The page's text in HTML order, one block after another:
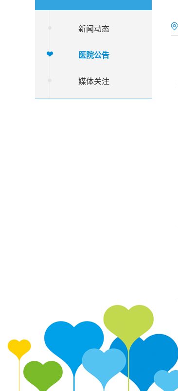
新闻动态
医院公告
媒体关注